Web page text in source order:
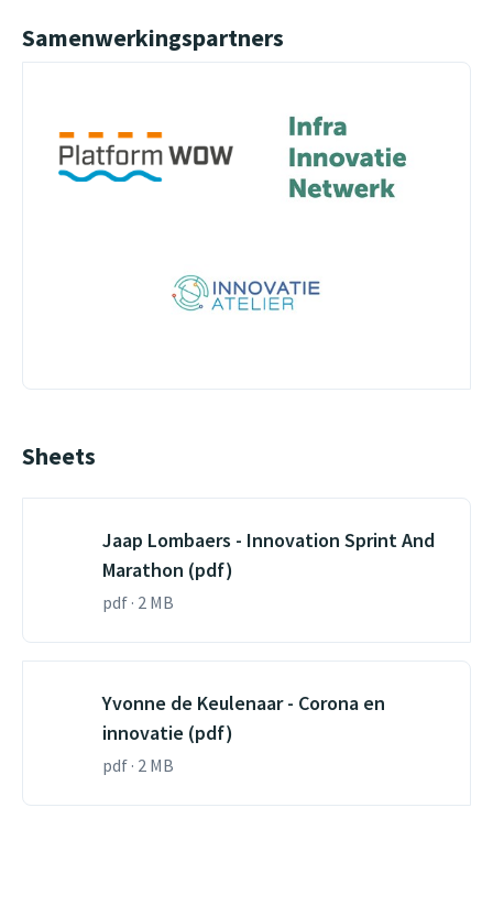
Samenwerkingspartners
Sheets
Jaap Lombaers - Innovation Sprint And
Marathon (pdf)
pdf · 2 MB
Yvonne de Keulenaar - Corona en
innovatie (pdf)
pdf · 2 MB